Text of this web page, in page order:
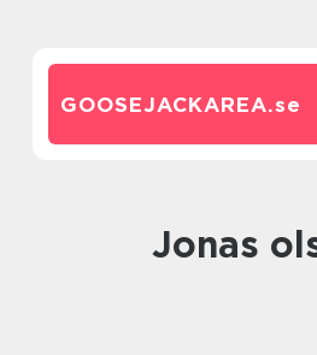
GOOSEJACKAREA.se
jonas